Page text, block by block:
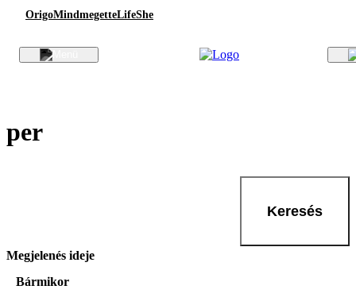
OrigoMindmegetteLifeShe
per
Keresés
Megjelenés ideje
Bármikor